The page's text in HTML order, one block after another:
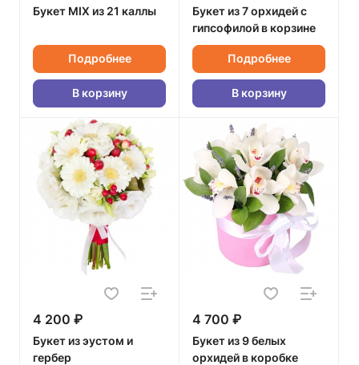
Букет MIX из 21 каллы
Подробнее
В корзину
Букет из 7 орхидей с
гипсофилой в корзине
Подробнее
В корзину
4 200 ₽
Букет из эустом и
гербер
4 700 ₽
Букет из 9 белых
орхидей в коробке